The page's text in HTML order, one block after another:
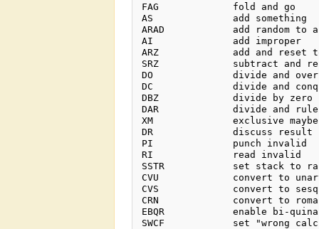
FAG		fold and go
AS		add something
ARAD		add random to all datas
AI		add improper
ARZ		add and reset to zero
SRZ		subtract and reset to zero
DO		divide and overflow
DC		divide and conquer
DBZ		divide by zero
DAR		divide and rule
XM		exclusive maybe
DR		discuss result
PI		punch invalid
RI		read invalid
SSTR		set stack to random
CVU		convert to unary
CVS		convert to sesquinary
CRN		convert to roman numerals
EBQR		enable bi-quinary arithmetic
SWCF		set "wrong calculating" flag